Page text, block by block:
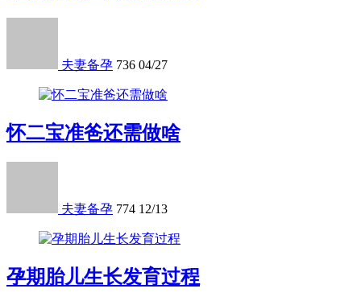
夫妻备孕 736 04/27
怀二宝准爸还需做啥
夫妻备孕 774 12/13
孕期胎儿生长发育过程